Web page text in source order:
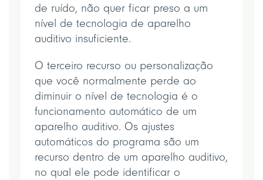
de ruído, não quer ficar preso a um
nível de tecnologia de aparelho
auditivo insuficiente.
O terceiro recurso ou personalização
que você normalmente perde ao
diminuir o nível de tecnologia é o
funcionamento automático de um
aparelho auditivo. Os ajustes
automáticos do programa são um
recurso dentro de um aparelho auditivo,
no qual ele pode identificar o